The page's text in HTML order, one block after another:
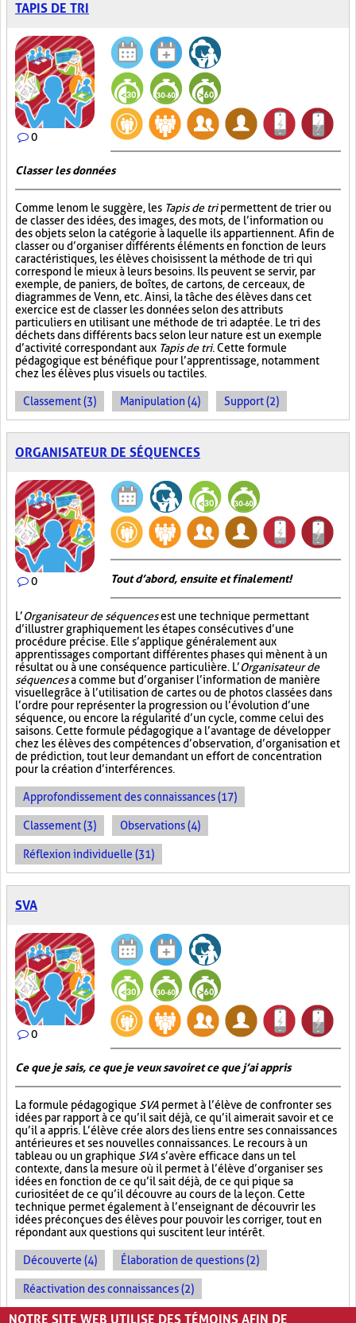
TAPIS DE TRI
0
Classer les données
Comme le nom le suggère, les Tapis de tripermettent de trier ou
de classer des idées, des images, des mots, de l’information ou
des objets selon la catégorie à laquelle ils appartiennent. Afin de
classer ou d’organiser différents éléments en fonction de leurs
caractéristiques, les élèves choisissent la méthode de tri qui
correspond le mieux à leurs besoins. Ils peuvent se servir, par
exemple, de paniers, de boîtes, de cartons, de cerceaux, de
diagrammes de Venn, etc. Ainsi, la tâche des élèves dans cet
exercice est de classer les données selon des attributs
particuliers en utilisant une méthode de tri adaptée. Le tri des
déchets dans différents bacs selon leur nature est un exemple
d’activité correspondant aux Tapis de tri. Cette formule
pédagogique est bénéfique pour l’apprentissage, notamment
chez les élèves plus visuels ou tactiles.
Classement (3) Manipulation (4) Support (2)
ORGANISATEUR DE SÉQUENCES
0 Tout d’abord, ensuite et finalement!
L’Organisateur de séquencesest une technique permettant
d’illustrer graphiquement les étapes consécutives d’une
procédure précise. Elle s’applique généralement aux
apprentissages comportant différentes phases qui mènent à un
résultat ou à une conséquence particulière. L’Organisateur de
séquencesa comme but d’organiser l’information de manière
visuellegrâce à l’utilisation de cartes ou de photos classées dans
l’ordre pour représenter la progression ou l’évolution d’une
séquence, ou encore la régularité d’un cycle, comme celui des
saisons. Cette formule pédagogique a l’avantage de développer
chez les élèves des compétences d’observation, d’organisation et
de prédiction, tout leur demandant un effort de concentration
pour la création d’interférences.
Approfondissement des connaissances (17)
Classement (3) Observations (4)
Réflexion individuelle (31)
SVA
0
Ce que je sais, ce que je veux savoir et ce que j’ai appris
La formule pédagogique SVA permet à l’élève de confronter ses
idées par rapport à ce qu’il sait déjà, ce qu’il aimerait savoir et ce
qu’il a appris. L’élève crée alors des liens entre ses connaissances
antérieures et ses nouvelles connaissances. Le recours à un
tableau ou un graphique SVA s’avère efficace dans un tel
contexte, dans la mesure où il permet à l’élève d’organiser ses
idées en fonction de ce qu’il sait déjà, de ce qui pique sa
curiosité et de ce qu’il découvre au cours de la leçon. Cette
technique permet également à l’enseignant de découvrir les
idées préconçues des élèves pour pouvoir les corriger, tout en
répondant aux questions qui suscitent leur intérêt.
Découverte (4) Élaboration de questions (2)
Réactivation des connaissances (2)
Évolution des apprentissages (2)
NOTRE SITE WEB UTILISE DES TÉMOINS AFIN DE